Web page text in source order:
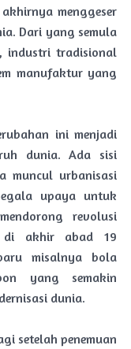
menggeser
Dari yang semula
industri tradisional
manufaktur yang
ini menjadi
dunia. Ada sisi
muncul urbanisasi
upaya untuk
revolusi
di akhir abad 19
misalnya bola
yang semakin
dunia.
setelah penemuan